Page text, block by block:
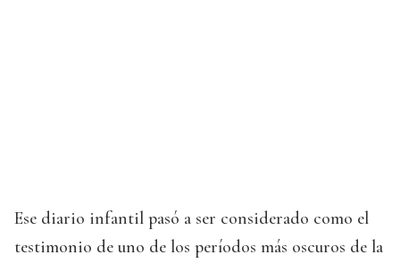
Ese diario infantil pasó a ser considerado como el
testimonio de uno de los períodos más oscuros de la